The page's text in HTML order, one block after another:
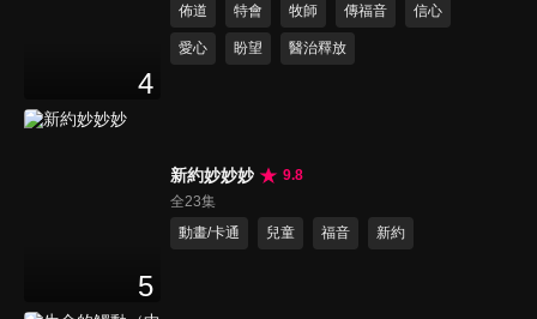
4
佈道
特會 牧師 傳福音 信心
愛心 盼望 醫治釋放
5
新約妙妙妙
9.8
全23集
動畫/卡通
兒童 福音 新約